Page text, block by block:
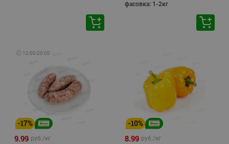
фасовка: 1-2кг
🕘 12:00-20:00
-17%
9.99 руб./кг
-10%
8.99 руб./кг